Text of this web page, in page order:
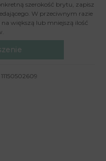
szerokość brytu, zapisz
W przeciwnym razie
większą lub mniejszą ilość